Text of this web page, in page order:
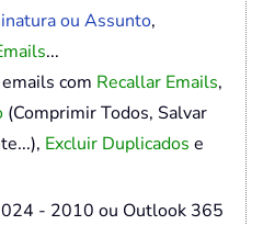
ou Assunto,
...
com Recallar Emails,
(Comprimir Todos, Salvar
Excluir Duplicados e
- 2010 ou Outlook 365